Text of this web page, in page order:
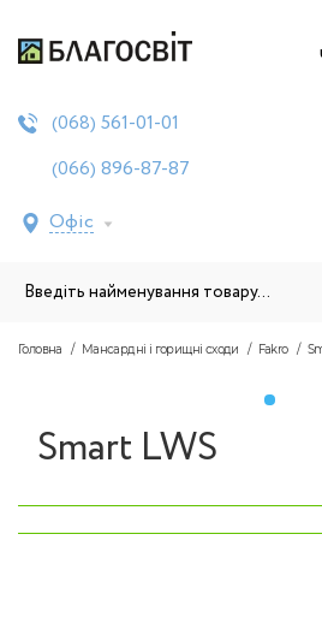
(068) 561-01-01
(066) 896-87-87
Офіс
Головна Мансардні і горищні сходи Fakro
Smart LWS
‹